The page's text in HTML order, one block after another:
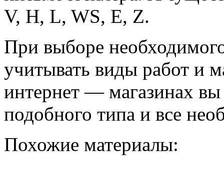
V, H, L, WS, E, Z.
При выборе
учитывать виды работ и
интернет — магазинах
подобного типа и все
Похожие материалы: